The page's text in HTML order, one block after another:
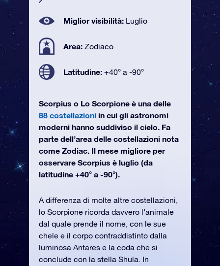
Miglior visibilità: Luglio
Area: Zodiaco
Latitudine: +40° a -90°
Scorpius o Lo Scorpione è una delle
88 costellazioni in cui gli astronomi
moderni hanno suddiviso il cielo. Fa
parte dell’area delle costellazioni nota
come Zodiac. Il mese migliore per
osservare Scorpius è luglio (da
latitudine +40° a -90°).
A differenza di molte altre costellazioni,
lo Scorpione ricorda davvero l’animale
dal quale prende il nome, con le sue
chele e il corpo contraddistinto dalla
luminosa Antares e la coda che si
conclude con la stella Shula. In